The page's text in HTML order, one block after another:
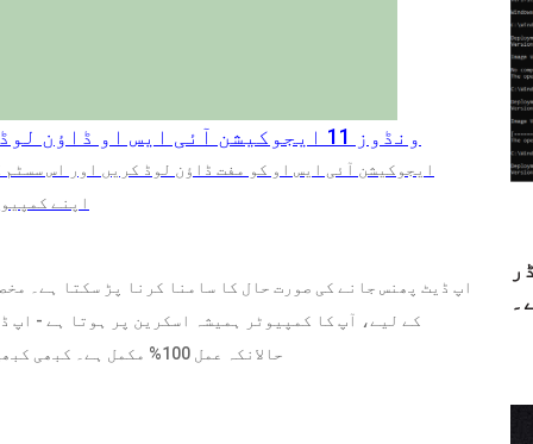
ونڈوز 11 ایجوکیشن آئی ایس او ڈاؤن لوڈ کریں اور اسے پی سی پر انسٹال کریں۔
اپنے
کے لیے، آپ کا کمپیوٹر ہمیشہ اسکرین پر ہوتا ہے - اپ
حالانکہ عمل 100% مکمل ہے۔ کبھی کبھی یہ 0، 66، 82، 87، یا دیگر فیصد پر پھنس جاتا ہے۔